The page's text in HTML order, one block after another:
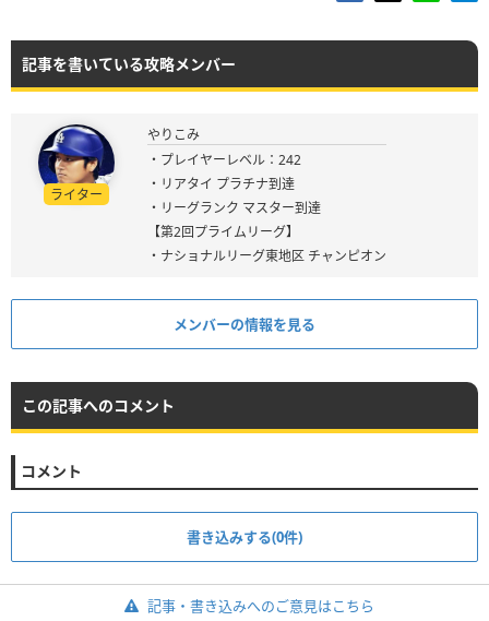
記事を書いている攻略メンバー
ライター
やりこみ
・プレイヤーレベル：242
・リアタイ プラチナ到達
・リーグランク マスター到達
【第2回プライムリーグ】
・ナショナルリーグ東地区 チャンピオン
メンバーの情報を見る
この記事へのコメント
コメント
書き込みする(0件)
記事・書き込みへのご意見はこちら